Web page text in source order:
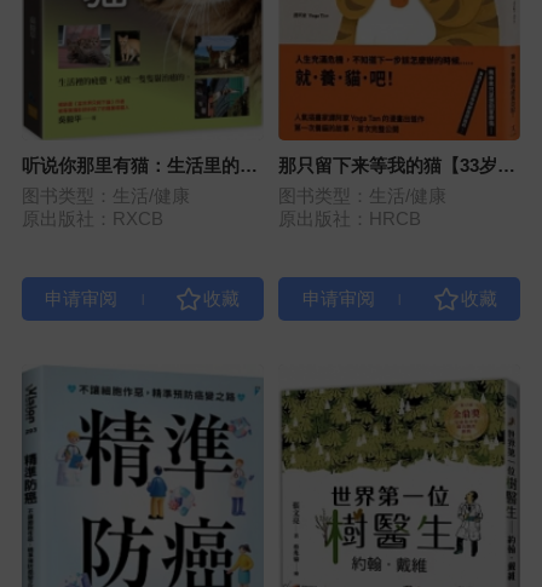
听说你那里有猫：生活里的疲
惫，是被一只只猫治愈的。
图书类型：生活/健康
原出版社：RXCB
那只留下来等我的猫【33岁，
第一次养猫，成为上进的大人
──】
图书类型：生活/健康
原出版社：HRCB